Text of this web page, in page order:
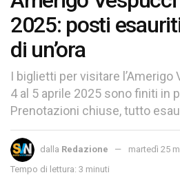
2025: posti
di un’ora
I biglietti per visitare l’Amerigo
4 al 5 aprile 2025 sono finiti in
Prenotazioni chiuse, tutto
dalla Redazione
martedì 25
Tempo di lettura: 3 minuti